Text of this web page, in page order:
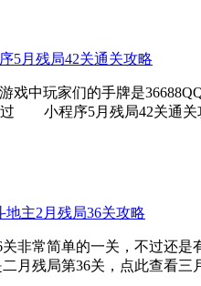
5月残局42关通关攻略
中玩家们的手牌是
小程序5月残局42关通关
主2月残局36关攻略
常简单的一关，不过还是
残局第36关，点此查看